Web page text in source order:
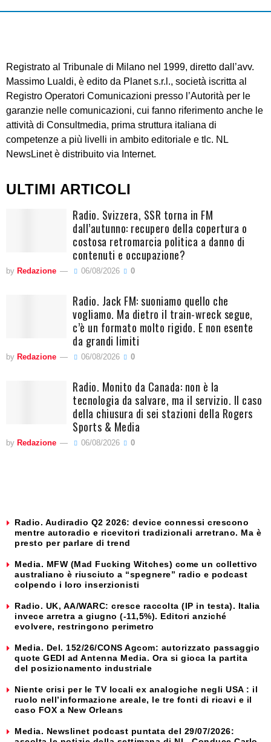
Registrato al Tribunale di Milano nel 1999, diretto dall’avv.
Massimo Lualdi, è edito da Planet s.r.l., società iscritta al
Registro Operatori Comunicazioni presso l’Autorità per le
garanzie nelle comunicazioni, cui fanno riferimento anche le
attività di Consultmedia, prima struttura italiana di
competenze a più livelli in ambito editoriale e tlc. NL
NewsLinet è distribuito via Internet.
ULTIMI ARTICOLI
Radio. Svizzera, SSR torna in FM
dall’autunno: recupero della copertura o
costosa retromarcia politica a danno di
contenuti e occupazione?
by Redazione 06/08/2026 0
Radio. Jack FM: suoniamo quello che
vogliamo. Ma dietro il train-wreck segue,
c’è un formato molto rigido. E non esente
da grandi limiti
by Redazione 06/08/2026 0
Radio. Monito da Canada: non è la
tecnologia da salvare, ma il servizio. Il caso
della chiusura di sei stazioni della Rogers
Sports & Media
by Redazione 06/08/2026 0
Radio. Audiradio Q2 2026: device connessi crescono
mentre autoradio e ricevitori tradizionali arretrano. Ma è
presto per parlare di trend
Media. MFW (Mad Fucking Witches) come un collettivo
australiano è riusciuto a “spegnere” radio e podcast
colpendo i loro inserzionisti
Radio. UK, AA/WARC: cresce raccolta (IP in testa). Italia
invece arretra a giugno (-11,5%). Editori anziché
evolvere, restringono perimetro
Media. Del. 152/26/CONS Agcom: autorizzato passaggio
quote GEDI ad Antenna Media. Ora si gioca la partita
del posizionamento industriale
Niente crisi per le TV locali ex analogiche negli USA : il
ruolo nell’informazione areale, le tre fonti di ricavi e il
caso FOX a New Orleans
Media. Newslinet podcast puntata del 29/07/2026: